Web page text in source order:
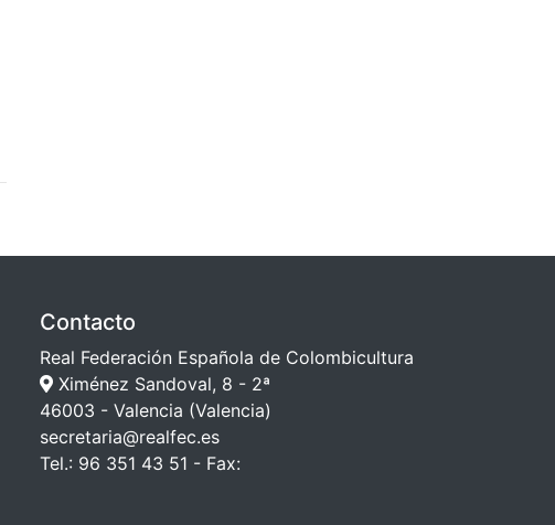
Contacto
Real Federación Española de Colombicultura
Ximénez Sandoval, 8 - 2ª
46003 - Valencia (Valencia)
secretaria@realfec.es
Tel.: 96 351 43 51 - Fax: